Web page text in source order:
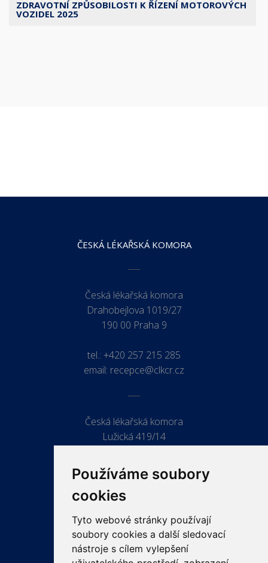
Používáme soubory
cookies
Tyto webové stránky používají
soubory cookies a další sledovací
nástroje s cílem vylepšení
ZDRAVOTNÍ ZPŮSOBILOSTI K ŘÍZENÍ MOTOROVÝCH
VOZIDEL 2025
ČESKÁ LÉKAŘSKÁ KOMORA
Česká lékařská komora
Drahobejlova 1019/27
190 00 Praha 9
tel.: +420 257 215 285
email: recepce@clkcr.cz
Česká lékařská komora
Lužická 419/14
ODKAZY
PRO LÉKAŘE